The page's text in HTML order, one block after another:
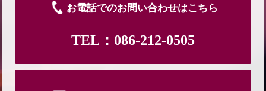
お電話でのお問い合わせはこちら
TEL：086-212-0505